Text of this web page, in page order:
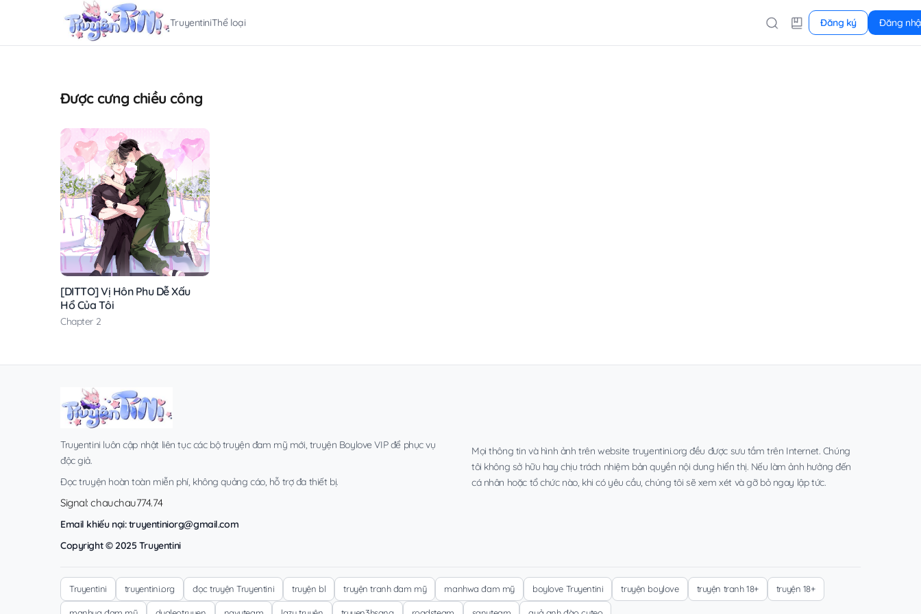
TruyentiniThể loại Đăng ký Đăng
Được cưng chiều công
[DITTO] Vị Hôn Phu Dễ Xấu
Hổ Của Tôi
Chapter 2
Truyentini luôn cập nhật liên tục các bộ truyện đam mỹ mới, truyện Boylove VIP để phục vụ
độc giả.
Đọc truyện hoàn toàn miễn phí, không quảng cáo, hỗ trợ đa thiết bị.
Signal: chauchau774.74
Email khiếu nại:truyentiniorg@gmail.com
Copyright © 2025 Truyentini
Mọi thông tin và hình ảnh trên website truyentini.org đều được sưu tầm trên Internet. Chúng
tôi không sở hữu hay chịu trách nhiệm bản quyền nội dung hiển thị. Nếu làm ảnh hưởng đến
cá nhân hoặc tổ chức nào, khi có yêu cầu, chúng tôi sẽ xem xét và gỡ bỏ ngay lập tức.
Truyentini truyentini.org đọc truyện Truyentini truyện bl truyện tranh đam mỹ manhwa đam mỹ boylove Truyentini truyện boylove truyện tranh 18+ truyện 18+